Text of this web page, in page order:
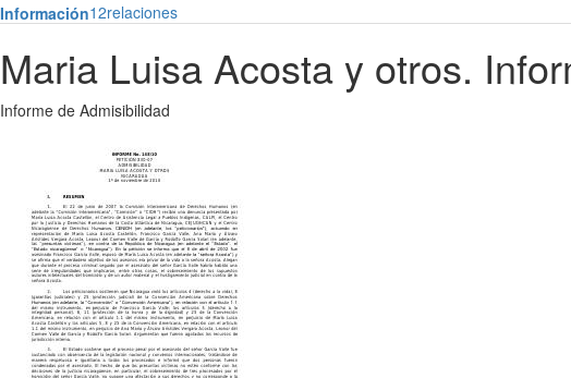
Información12relaciones
Maria Luisa Acosta y otros.
Informe de Admisibilidad